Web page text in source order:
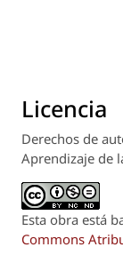
Licencia
Derechos de
Aprendizaje de
Esta obra está
Commons